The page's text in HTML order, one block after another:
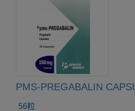
PMS-PREGABALIN
56粒